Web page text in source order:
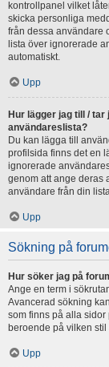
kontrollpanel vilket
skicka personliga
från dessa användare
lista över ignorerade
automatiskt.
Upp
Hur lägger jag till /
användareslista?
Du kan lägga till
profilsida finns det en
ignorerade
genom att ange deras
användare från din
Upp
Sökning på
Hur söker jag på
Ange en term i
Avancerad sökning
som finns på alla
beroende på vilken
Upp